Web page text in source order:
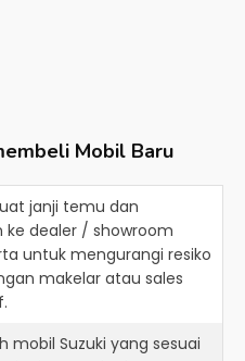
Mobil Baru
janji temu dan
ke dealer / showroom
untuk mengurangi resiko
makelar atau sales
mobil Suzuki yang sesuai